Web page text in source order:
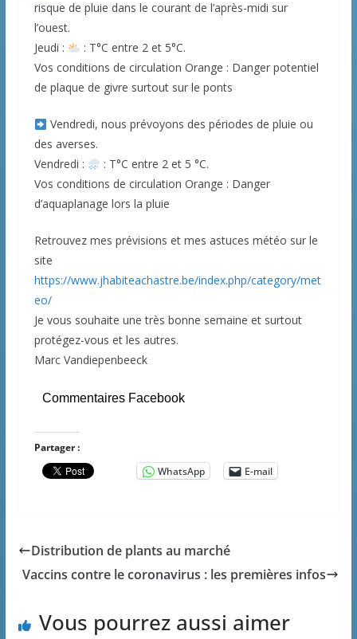
risque de pluie dans le courant de l’après-midi sur
l’ouest.
Jeudi :
: T°C entre 2 et 5°C.
Vos conditions de circulation Orange : Danger potentiel
de plaque de givre surtout sur le ponts
Vendredi, nous prévoyons des périodes de pluie ou
des averses.
Vendredi :
: T°C entre 2 et 5 °C.
Vos conditions de circulation Orange : Danger
d’aquaplanage lors la pluie
Retrouvez mes prévisions et mes astuces météo sur le
site
https://www.jhabiteachastre.be/index.php/category/met
eo/
Je vous souhaite une très bonne semaine et surtout
protégez-vous et les autres.
Marc Vandiepenbeeck
Commentaires Facebook
Partager :
WhatsApp
E-mail
Distribution de plants au marché
Vaccins contre le coronavirus : les premières infos
Vous pourrez aussi aimer